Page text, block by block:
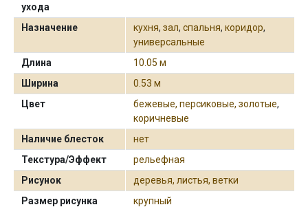
ухода
Назначение кухня,зал,спальня,коридор,
универсальные
Длина
10.05 м
Ширина
0.53 м
Цвет
бежевые, персиковые, золотые,
коричневые
Наличие блесток
нет
Текстура/Эффект
рельефная
Рисунок
деревья, листья, ветки
Размер рисунка
крупный